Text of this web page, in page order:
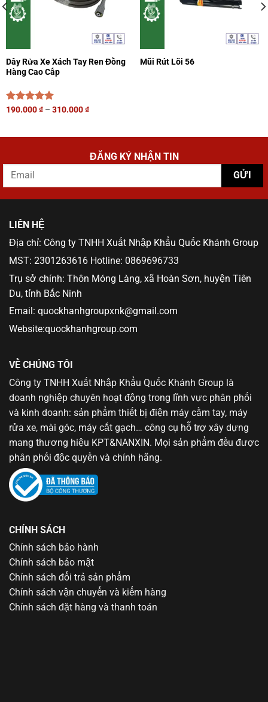
Dây Rửa Xe Xách Tay Ren Đồng
Hàng Cao Cấp
Được xếp
190.000₫– 310.000₫
Mũi Rút Lõi 56
ĐĂNG KÝ NHẬN TIN
LIÊN HỆ
Địa chỉ: Công ty TNHH Xuất Nhập Khẩu Quốc Khánh Group
MST: 2301263616 Hotline: 0869696733
Trụ sở chính: Thôn Móng Làng, xã Hoàn Sơn, huyện Tiên
Du, tỉnh Bắc Ninh
Email: quockhanhgroupxnk@gmail.com
Website:quockhanhgroup.com
VỀ CHÚNG TÔI
Công ty TNHH Xuất Nhập Khẩu Quốc Khánh Group là
doanh nghiệp chuyên hoạt động trong lĩnh vực phân phối
và kinh doanh: sản phẩm thiết bị điện máy cầm tay, máy
rửa xe, mài góc, máy cắt gạch… công cụ hỗ trợ xây dựng
mang thương hiệu KPT&NANXIN. Mọi sản phẩm đều được
phân phối độc quyền và chính hãng.
CHÍNH SÁCH
Chính sách bảo hành
Chính sách bảo mật
Chính sách đổi trả sản phẩm
Chính sách vận chuyển và kiểm hàng
Chính sách đặt hàng và thanh toán